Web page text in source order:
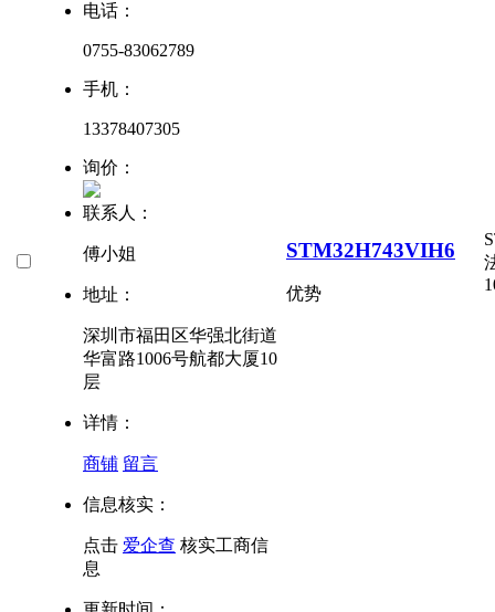
电话：
0755-83062789
手机：
13378407305
询价：
联系人：
傅小姐
地址：
深圳市福田区华强北街道
华富路1006号航都大厦10
层
详情：
商铺 留言
信息核实：
点击 爱企查 核实工商信
息
STM32H743VIH6
优势